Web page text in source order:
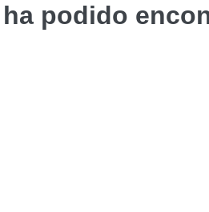
ha podido